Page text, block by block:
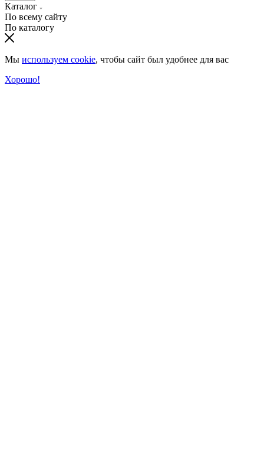
Каталог
По всему сайту
По каталогу
Мы используем cookie, чтобы сайт был удобнее для вас
Хорошо!